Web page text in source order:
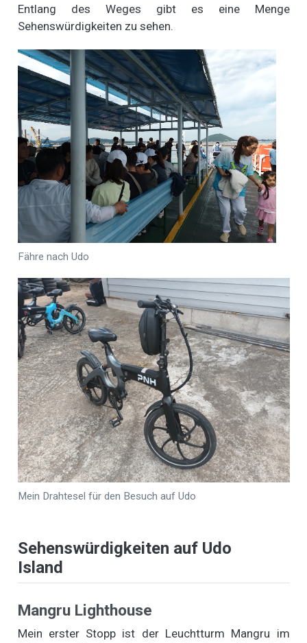
Entlang des Weges gibt es eine Menge
Sehenswürdigkeiten zu sehen.
Fähre nach Udo
Mein Drahtesel für den Besuch auf Udo
Sehenswürdigkeiten auf Udo
Island
Mangru Lighthouse
Mein erster Stopp ist der Leuchtturm Mangru im